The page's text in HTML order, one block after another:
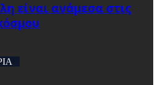
είναι ανάμεσα στις